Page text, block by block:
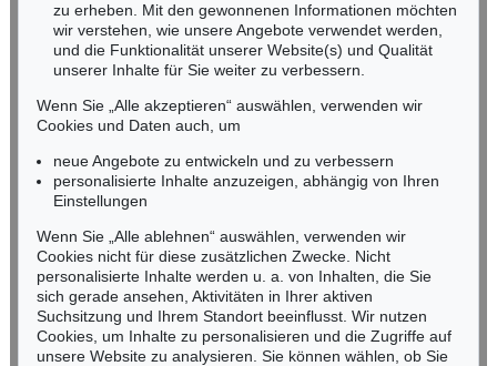
NORDDEUTSCHLAND
Nico Kassel, M.A.
Tel.: +49 (0)89 55244-164
Mobil: +49 (0)171 8618661
n.kassel@kettererkunst.de
Keine Auktion mehr verpassen!
Wir informieren Sie rechtzeitig.
Jetzt zum Newsletter anmelden >
zu erheben. Mit den gewonnenen Informationen möchten
wir verstehen, wie unsere Angebote verwendet werden,
und die Funktionalität unserer Website(s) und Qualität
unserer Inhalte für Sie weiter zu verbessern.
Wenn Sie „Alle akzeptieren“ auswählen, verwenden wir
Cookies und Daten auch, um
neue Angebote zu entwickeln und zu verbessern
personalisierte Inhalte anzuzeigen, abhängig von Ihren
Einstellungen
Wenn Sie „Alle ablehnen“ auswählen, verwenden wir
Cookies nicht für diese zusätzlichen Zwecke. Nicht
personalisierte Inhalte werden u. a. von Inhalten, die Sie
sich gerade ansehen, Aktivitäten in Ihrer aktiven
Suchsitzung und Ihrem Standort beeinflusst. Wir nutzen
Cookies, um Inhalte zu personalisieren und die Zugriffe auf
unsere Website zu analysieren. Sie können wählen, ob Sie